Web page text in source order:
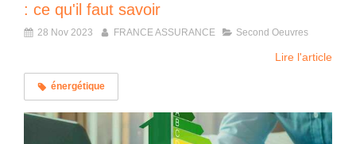
: ce qu'il faut savoir
28 Nov 2023 FRANCE ASSURANCE Second Oeuvres
Lire l'article
énergétique